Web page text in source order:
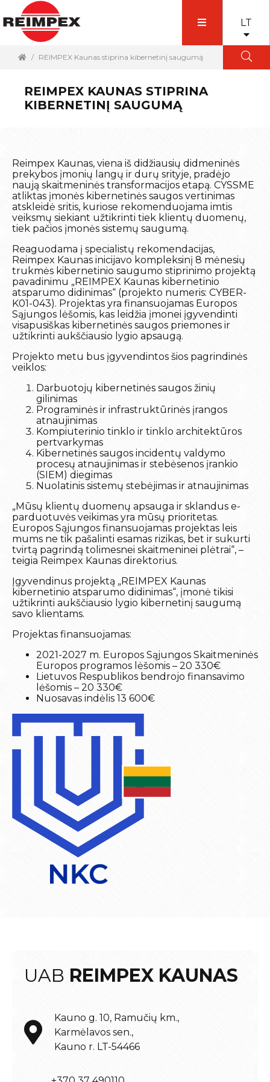
LT
REIMPEX Kaunas stiprina kibernetinį saugumą
REIMPEX KAUNAS STIPRINA
KIBERNETINĮ SAUGUMĄ
Reimpex Kaunas, viena iš didžiausių didmeninės
prekybos įmonių langų ir durų srityje, pradėjo
naują skaitmeninės transformacijos etapą. CYSSME
atliktas įmonės kibernetinės saugos vertinimas
atskleidė sritis, kuriose rekomenduojama imtis
veiksmų siekiant užtikrinti tiek klientų duomenų,
tiek pačios įmonės sistemų saugumą.
Reaguodama į specialistų rekomendacijas,
Reimpex Kaunas inicijavo kompleksinį 8 mėnesių
trukmės kibernetinio saugumo stiprinimo projektą
pavadinimu „REIMPEX Kaunas kibernetinio
atsparumo didinimas“ (projekto numeris: CYBER-
K01-043). Projektas yra finansuojamas Europos
Sąjungos lėšomis, kas leidžia įmonei įgyvendinti
visapusiškas kibernetinės saugos priemones ir
užtikrinti aukščiausio lygio apsaugą.
Projekto metu bus įgyvendintos šios pagrindinės
veiklos:
Darbuotojų kibernetinės saugos žinių
gilinimas
Programinės ir infrastruktūrinės įrangos
atnaujinimas
Kompiuterinio tinklo ir tinklo architektūros
pertvarkymas
Kibernetinės saugos incidentų valdymo
procesų atnaujinimas ir stebėsenos įrankio
(SIEM) diegimas
Nuolatinis sistemų stebėjimas ir atnaujinimas
„Mūsų klientų duomenų apsauga ir sklandus e-
parduotuvės veikimas yra mūsų prioritetas.
Europos Sąjungos finansuojamas projektas leis
mums ne tik pašalinti esamas rizikas, bet ir sukurti
tvirtą pagrindą tolimesnei skaitmeninei plėtrai“, –
teigia Reimpex Kaunas direktorius.
Įgyvendinus projektą „REIMPEX Kaunas
kibernetinio atsparumo didinimas“, įmonė tikisi
užtikrinti aukščiausio lygio kibernetinį saugumą
savo klientams.
Projektas finansuojamas:
2021-2027 m. Europos Sąjungos Skaitmeninės
Europos programos lėšomis – 20 330€
Lietuvos Respublikos bendrojo finansavimo
lėšomis – 20 330€
Nuosavas indėlis 13 600€
UAB REIMPEX KAUNAS
Kauno g. 10, Ramučių km.,
Karmėlavos sen.,
Kauno r. LT-54466